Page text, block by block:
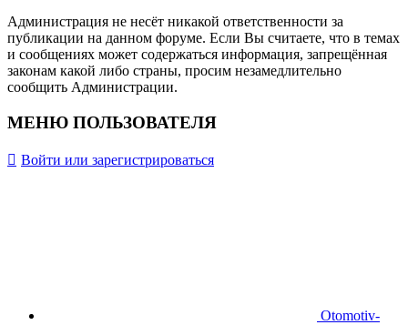
Администрация не несёт никакой ответственности за
публикации на данном форуме. Если Вы считаете, что в темах
и сообщениях может содержаться информация, запрещённая
законам какой либо страны, просим незамедлительно
сообщить Администрации.
МЕНЮ ПОЛЬЗОВАТЕЛЯ
Войти или зарегистрироваться
Otomotiv-